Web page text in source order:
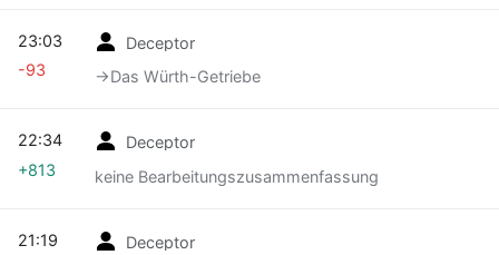
Deceptor
→‎Das Würth-Getriebe
23:03
-93
Deceptor
keine Bearbeitungszusammenfassung
22:34
+813
Deceptor
21:19